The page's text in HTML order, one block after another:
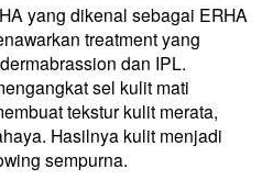
yang dikenal sebagai ERHA
treatment yang
dan IPL.
sel kulit mati
tekstur kulit merata,
Hasilnya kulit menjadi
sempurna.